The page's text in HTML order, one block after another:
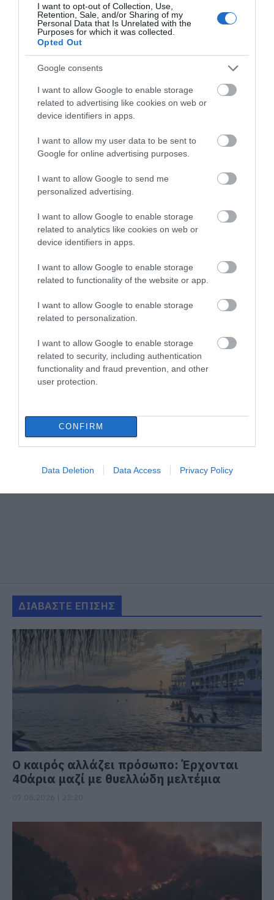
I want to opt-out of Collection, Use,
Retention, Sale, and/or Sharing of my
Personal Data that Is Unrelated with the
Purposes for which it was collected.
Opted Out
Google consents
I want to allow Google to enable storage
related to advertising like cookies on web or
device identifiers in apps.
I want to allow my user data to be sent to
Google for online advertising purposes.
I want to allow Google to send me
personalized advertising.
I want to allow Google to enable storage
related to analytics like cookies on web or
device identifiers in apps.
I want to allow Google to enable storage
related to functionality of the website or app.
I want to allow Google to enable storage
related to personalization.
I want to allow Google to enable storage
related to security, including authentication
functionality and fraud prevention, and other
user protection.
CONFIRM
Data Deletion Data Access Privacy Policy
07.08.2026 | 18:00
Αυτοψία στα καμένα: 37 σπίτια
κρίθηκαν κατεδαφιστέα στο
Πόρτο Γερμενό
της Εύβοιας για τις
φωτιές
Εύβοια: Το τελευταίο
«αντίο» στον 36χρονο
επιχειρηματία
ΔΙΑΒΑΣΤΕ ΕΠΙΣΗΣ
Ο καιρός αλλάζει πρόσωπο: Έρχονται
40άρια μαζί με θυελλώδη μελτέμια